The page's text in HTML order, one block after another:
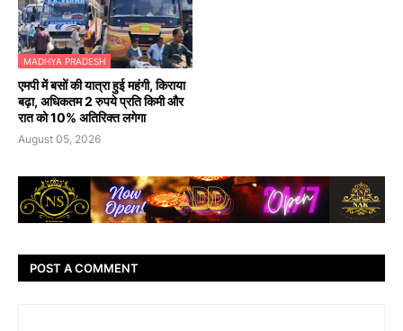
MADHYA PRADESH
एमपी में बसों की यात्रा हुई महंगी, किराया
बढ़ा, अधिकतम 2 रुपये प्रति किमी और
रात को 10% अतिरिक्त लगेगा
August 05, 2026
POST A COMMENT